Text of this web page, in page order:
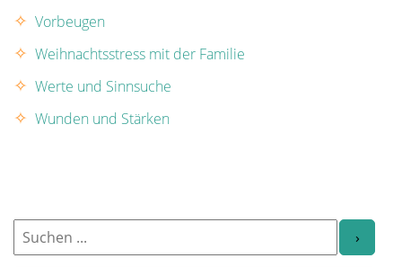
Vorbeugen
Weihnachtsstress mit der Familie
Werte und Sinnsuche
Wunden und Stärken